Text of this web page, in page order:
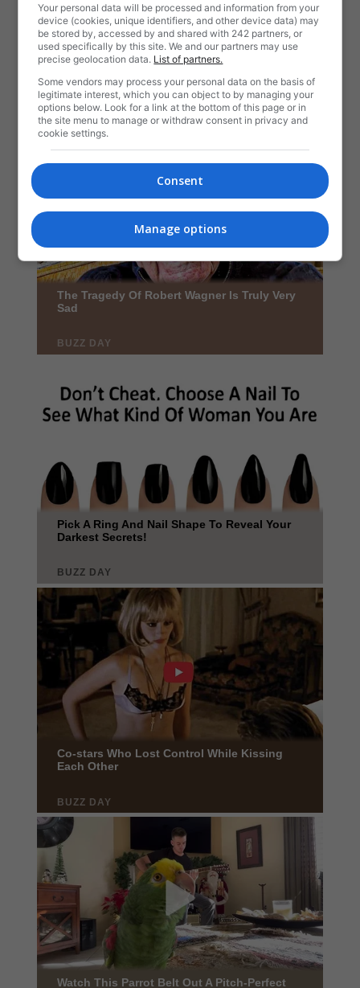
Your personal data will be processed and information from your
device (cookies, unique identifiers, and other device data) may
be stored by, accessed by and shared with 242 partners, or
used specifically by this site. We and our partners may use
precise geolocation data. List of partners.
Some vendors may process your personal data on the basis of
legitimate interest, which you can object to by managing your
options below. Look for a link at the bottom of this page or in
the site menu to manage or withdraw consent in privacy and
cookie settings.
Consent
Manage options